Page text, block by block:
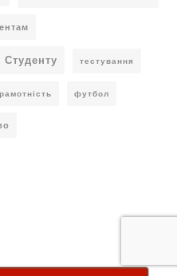
Студенту тестування
футбол